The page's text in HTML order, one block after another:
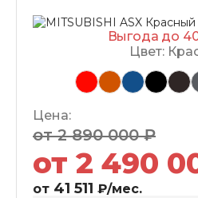
Цвет:
Цена:
от 2 890 000 ₽
от 2 490
от 41 511 ₽/мес.
Выгода до